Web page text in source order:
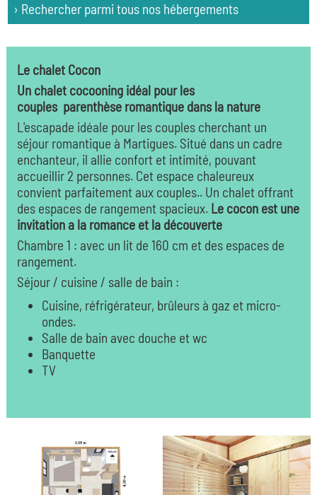
› Rechercher parmi tous nos hébergements
Le chalet Cocon
Un chalet cocooning idéal pour les
couples parenthèse romantique dans la nature
L'escapade idéale pour les couples cherchant un
séjour romantique à Martigues. Situé dans un cadre
enchanteur, il allie confort et intimité, pouvant
accueillir 2 personnes. Cet espace chaleureux
convient parfaitement aux couples.. Un chalet offrant
des espaces de rangement spacieux. Le cocon est une
invitation a la romance et la découverte
Chambre 1 : avec un lit de 160 cm et des espaces de
rangement.
Séjour / cuisine / salle de bain :
Cuisine, réfrigérateur, brûleurs à gaz et micro-
ondes.
Salle de bain avec douche et wc
Banquette
TV